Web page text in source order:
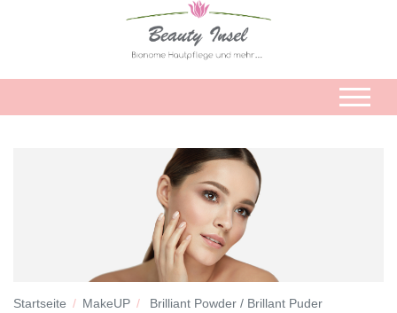
Startseite MakeUP
Brilliant Powder / Brillant Puder